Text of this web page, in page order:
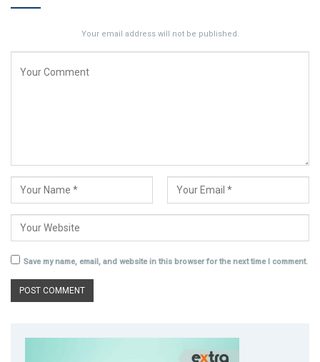
Your email address will not be published.
Save my name, email, and website in this browser for the next time I comment.